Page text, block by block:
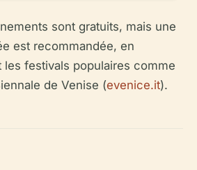
sont gratuits, mais une
est recommandée, en
les festivals populaires comme
de Venise (evenice.it).